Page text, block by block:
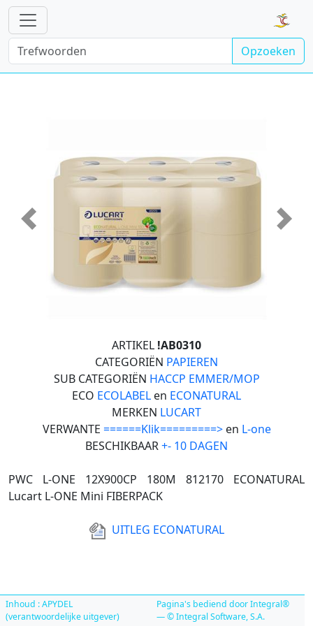
Opzoeken
Vorige
ARTIKEL !AB0310
CATEGORIËN PAPIEREN
SUB CATEGORIËN HACCP EMMER/MOP
ECO ECOLABEL en ECONATURAL
MERKEN LUCART
VERWANTE ======Klik=========>en L-one
BESCHIKBAAR+- 10 DAGEN
PWC L-ONE 12X900CP 180M 812170 ECONATURAL
Lucart L-ONE Mini FIBERPACK
UITLEG ECONATURAL
Inhoud : APYDEL
(verantwoordelijke uitgever)
Pagina's bediend door Integral®
— © Integral Software, S.A.